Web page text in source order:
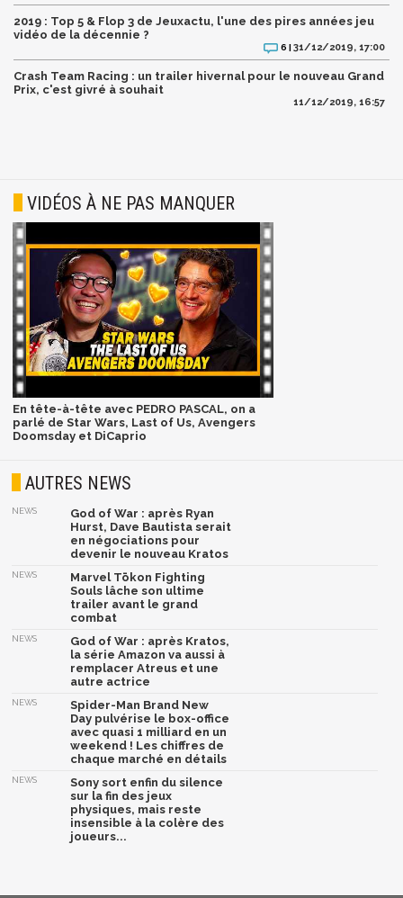
2019 : Top 5 & Flop 3 de Jeuxactu, l'une des pires années jeu
vidéo de la décennie ?
6 | 31/12/2019, 17:00
Crash Team Racing : un trailer hivernal pour le nouveau Grand
Prix, c'est givré à souhait
11/12/2019, 16:57
VIDÉOS À NE PAS MANQUER
En tête-à-tête avec PEDRO PASCAL, on a
parlé de Star Wars, Last of Us, Avengers
Doomsday et DiCaprio
AUTRES NEWS
NEWS
God of War : après Ryan
Hurst, Dave Bautista serait
en négociations pour
devenir le nouveau Kratos
NEWS
Marvel Tōkon Fighting
Souls lâche son ultime
trailer avant le grand
combat
NEWS
God of War : après Kratos,
la série Amazon va aussi à
remplacer Atreus et une
autre actrice
NEWS
Spider-Man Brand New
Day pulvérise le box-office
avec quasi 1 milliard en un
weekend ! Les chiffres de
chaque marché en détails
NEWS
Sony sort enfin du silence
sur la fin des jeux
physiques, mais reste
insensible à la colère des
joueurs...